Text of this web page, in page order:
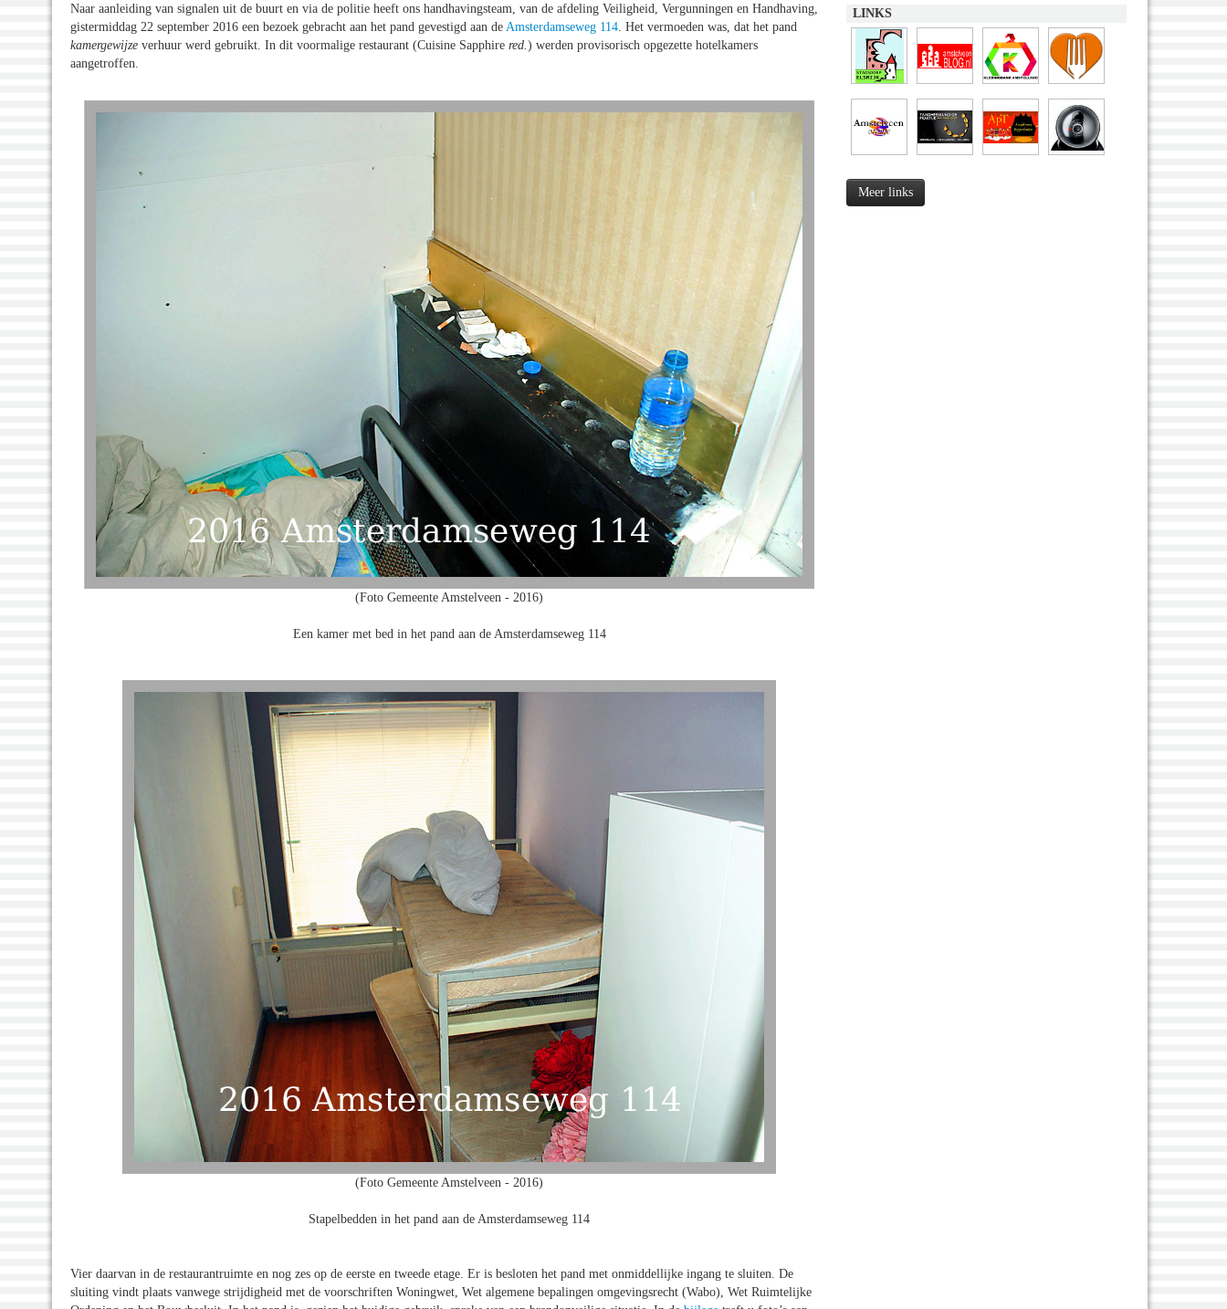
Naar aanleiding van signalen uit de buurt en via de politie heeft ons handhavingsteam, van de afdeling Veiligheid, Vergunningen en Handhaving,
gistermiddag 22 september 2016 een bezoek gebracht aan het pand gevestigd aan de Amsterdamseweg 114 . Het vermoeden was, dat het pand
kamergewijze verhuur werd gebruikt. In dit voormalige restaurant (Cuisine Sapphire red. ) werden provisorisch opgezette hotelkamers
aangetroffen.
(Foto Gemeente Amstelveen - 2016)
Een kamer met bed in het pand aan de Amsterdamseweg 114
(Foto Gemeente Amstelveen - 2016)
Stapelbedden in het pand aan de Amsterdamseweg 114
Vier daarvan in de restaurantruimte en nog zes op de eerste en tweede etage. Er is besloten het pand met onmiddellijke ingang te sluiten. De
sluiting vindt plaats vanwege strijdigheid met de voorschriften Woningwet, Wet algemene bepalingen omgevingsrecht (Wabo), Wet Ruimtelijke
LINKS
Meer links